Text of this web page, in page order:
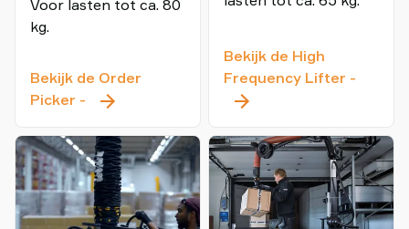
Voor lasten tot ca. 80
kg.
Bekijk de Order
Picker -
Order
Bekijk de High
Frequency Lifter -